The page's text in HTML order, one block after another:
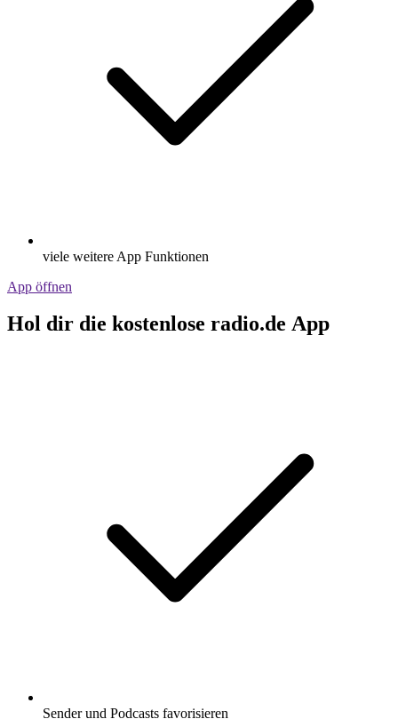
viele weitere App Funktionen
App öffnen
Hol dir die kostenlose radio.de App
Sender und Podcasts favorisieren